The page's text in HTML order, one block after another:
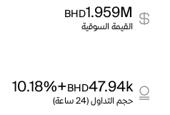
1.959M
BHD
القيمة السوقية
47.94k
BHD
+10.18%
حجم التداول (24 ساعة)